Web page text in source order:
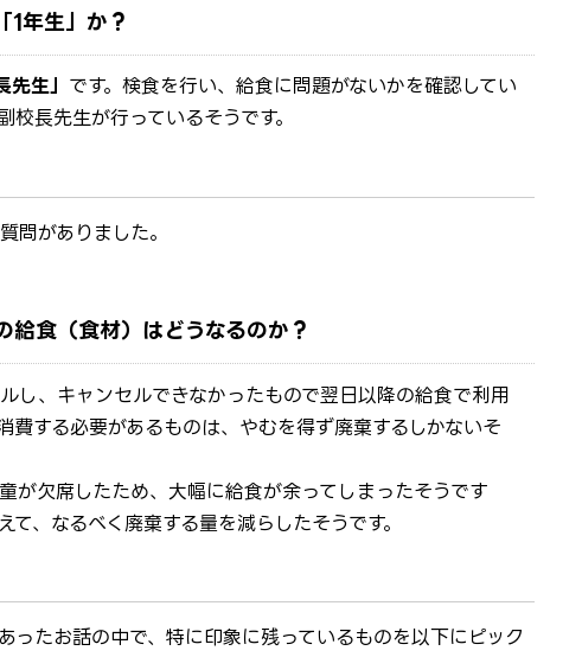
1年生」か？
先生」 です。検食を行い、給食に問題がないかを確認してい
長先生が行っているそうです。
問がありました。
給食（食材）はどうなるのか？
し、キャンセルできなかったもので翌日以降の給食で利用
費する必要があるものは、やむを得ず廃棄するしかないそ
欠席したため、大幅に給食が余ってしまったそうです
、なるべく廃棄する量を減らしたそうです。
ったお話の中で、特に印象に残っているものを以下にピック